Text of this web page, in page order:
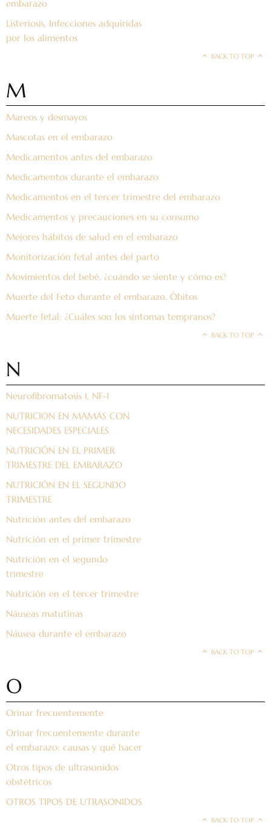
embarazo
Listeriosis, Infecciones adquiridas
por los alimentos
BACK TO TOP
M
Mareos y desmayos
Mascotas en el embarazo
Medicamentos antes del embarazo
Medicamentos durante el embarazo
Medicamentos en el tercer trimestre del embarazo
Medicamentos y precauciones en su consumo
Mejores hábitos de salud en el embarazo
Monitorización fetal antes del parto
Movimientos del bebé, ¿cuándo se siente y cómo es?
Muerte del Feto durante el embarazo, Óbitos
Muerte fetal: ¿Cuáles son los síntomas tempranos?
BACK TO TOP
N
Neurofibromatosis 1, NF-1
NUTRICION EN MAMÁS CON
NECESIDADES ESPECIALES
NUTRICIÓN EN EL PRIMER
TRIMESTRE DEL EMBARAZO
NUTRICIÓN EN EL SEGUNDO
TRIMESTRE
Nutrición antes del embarazo
Nutrición en el primer trimestre
Nutrición en el segundo
trimestre
Nutrición en el tercer trimestre
Náuseas matutinas
Náusea durante el embarazo
BACK TO TOP
O
Orinar frecuentemente
Orinar frecuentemente durante
el embarazo: causas y qué hacer
Otros tipos de ultrasonidos
obstétricos
OTROS TIPOS DE UTRASONIDOS
BACK TO TOP